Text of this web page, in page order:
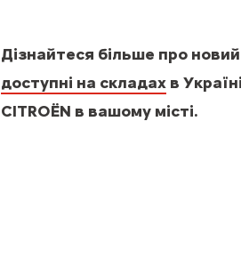
Дізнайтеся більше про новий
доступні на складах в
CITROЁN в вашому місті.